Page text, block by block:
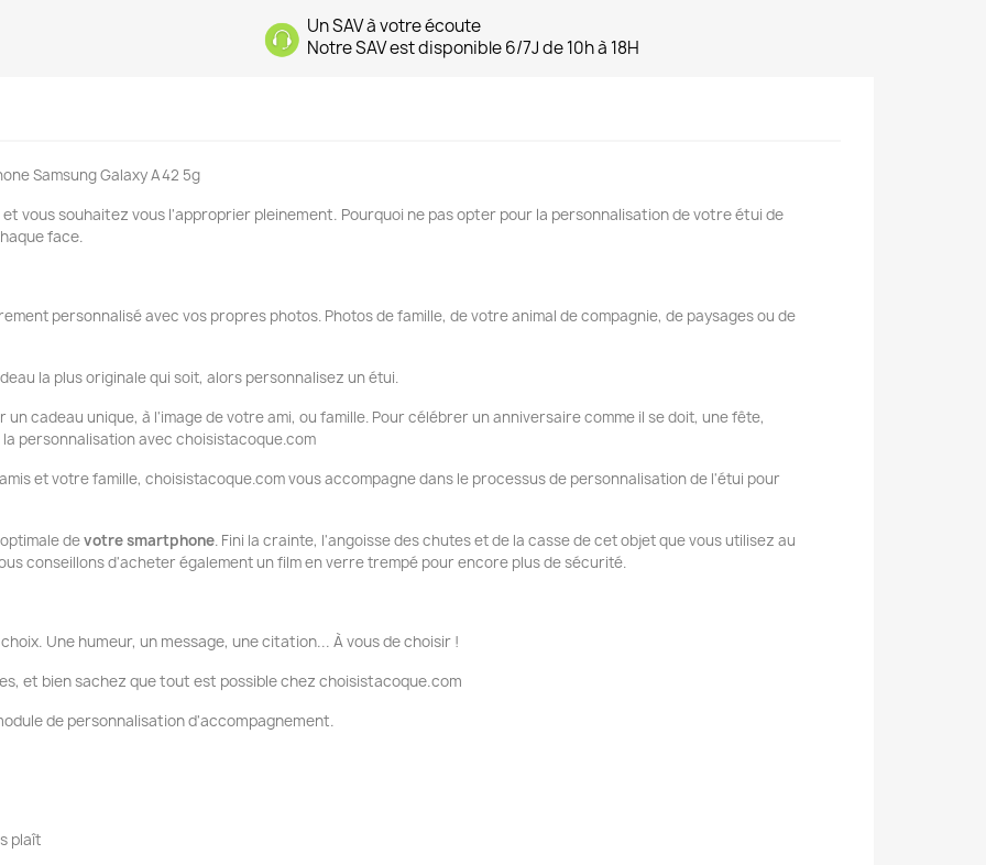
Un SAV à votre écoute
Notre SAV est disponible 6/7J de 10h à 18H
Samsung Galaxy A42 5g
et vous souhaitez vous l'approprier pleinement. Pourquoi ne pas opter pour la personnalisation de votre étui de
face.
personnalisé avec vos propres photos. Photos de famille, de votre animal de compagnie, de paysages ou de
la plus originale qui soit, alors personnalisez un étui.
cadeau unique, à l'image de votre ami, ou famille. Pour célébrer un anniversaire comme il se doit, une fête,
personnalisation avec choisistacoque.com
et votre famille, choisistacoque.com vous accompagne dans le processus de personnalisation de l'étui pour
devotre smartphone. Fini la crainte, l'angoisse des chutes et de la casse de cet objet que vous utilisez au
conseillons d'acheter également un film en verre trempé pour encore plus de sécurité.
Une humeur, un message, une citation... À vous de choisir !
et bien sachez que tout est possible chez choisistacoque.com
de personnalisation d'accompagnement.
plaît